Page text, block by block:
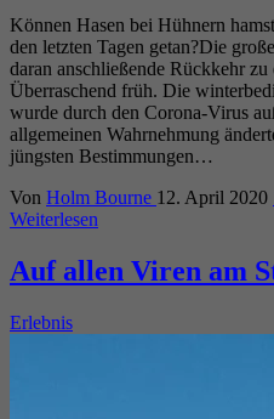
Können Hasen bei Hühnern
den letzten Tagen getan?Die
daran anschließende Rückkehr
Überraschend früh. Die
wurde durch den Corona-Virus
allgemeinen Wahrnehmung
jüngsten Bestimmungen…
Von Holm Bourne 12. April 2020
Weiterlesen
Auf allen Viren am
Erlebnis